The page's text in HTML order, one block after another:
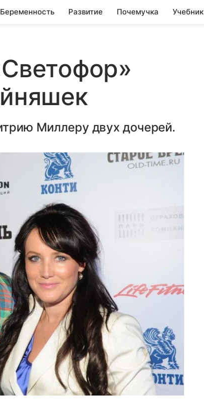
Беременность Развитие Почемучка Учебник
Миллеру двух дочерей.